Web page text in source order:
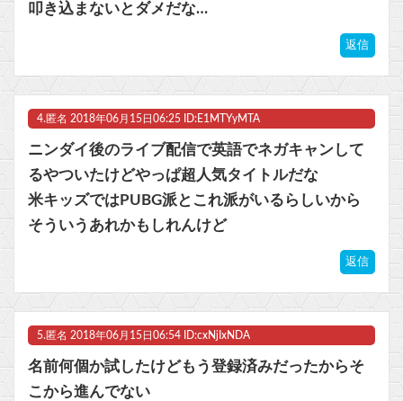
叩き込まないとダメだな…
返信
4. 匿名 2018年06月15日06:25 ID:E1MTYyMTA
ニンダイ後のライブ配信で英語でネガキャンして
るやついたけどやっぱ超人気タイトルだな
米キッズではPUBG派とこれ派がいるらしいから
そういうあれかもしれんけど
返信
5. 匿名 2018年06月15日06:54 ID:cxNjIxNDA
名前何個か試したけどもう登録済みだったからそ
こから進んでない